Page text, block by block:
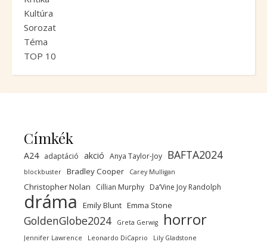
Kultúra
Sorozat
Téma
TOP 10
Címkék
A24 adaptáció akció Anya Taylor-Joy BAFTA2024
blockbuster Bradley Cooper Carey Mulligan
Christopher Nolan Cillian Murphy Da’Vine Joy Randolph
dráma Emily Blunt Emma Stone
GoldenGlobe2024 Greta Gerwig horror
Jennifer Lawrence Leonardo DiCaprio Lily Gladstone